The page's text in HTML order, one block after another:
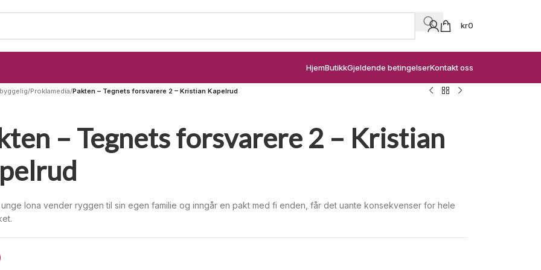
kr0
HjemButikkGjeldende betingelserKontakt oss
/Proklamedia/Pakten – Tegnets forsvarere 2 – Kristian Kapelrud
– Tegnets forsvarere 2 – Kristian
Iona vender ryggen til sin egen familie og inngår en pakt med fi enden, får det uante konsekvenser for hele